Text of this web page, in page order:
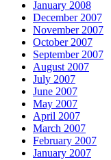
January 2008
December 2007
November 2007
October 2007
September 2007
August 2007
July 2007
June 2007
May 2007
April 2007
March 2007
February 2007
January 2007